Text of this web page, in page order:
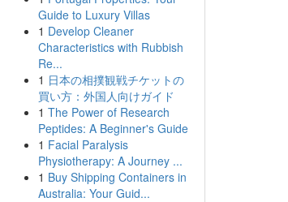
Guide to Luxury Villas
1 Develop Cleaner
Characteristics with Rubbish
Re...
1 日本の相撲観戦チケットの
買い方：外国人向けガイド
1 The Power of Research
Peptides: A Beginner's Guide
1 Facial Paralysis
Physiotherapy: A Journey ...
1 Buy Shipping Containers in
Australia: Your Guid...